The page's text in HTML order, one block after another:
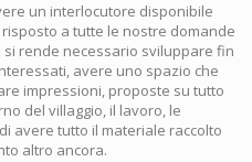
un interlocutore disponibile
a tutte le nostre domande
rende necessario sviluppare fin
avere uno spazio che
impressioni, proposte su tutto
del villaggio, il lavoro, le
avere tutto il materiale raccolto
altro ancora.